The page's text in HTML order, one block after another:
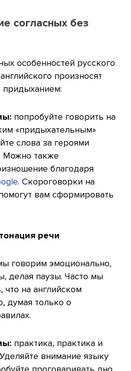
согласных без
особенностей русского
произносят
придыханием:
попробуйте говорить на
«придыхательным»
слова за героями
также
благодаря
. Скороговорки на
вам сформировать
речи
говорим эмоционально,
делая паузы. Часто мы
что на английском
думая только о
практика, практика и
внимание языку